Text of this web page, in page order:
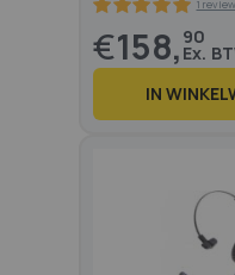
€158, 90
IN